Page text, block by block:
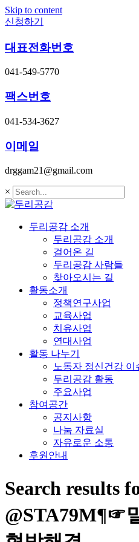
Skip to content
신청하기
대표전화번호
041-549-5770
팩스번호
041-534-3627
이메일
drggam21@gmail.com
×
두리공감 소개
두리공감 소개
걸어온 길
두리공감 사람들
찾아오시는 길
활동소개
정책연구사업
교육사업
치유사업
연대사업
활동 나누기
노동자 정신건강 이
두리공감 활동
주요사업
참여공간
공지사항
나눔 자료실
자유로운 소통
후원안내
Search results
@STA79M¶☞